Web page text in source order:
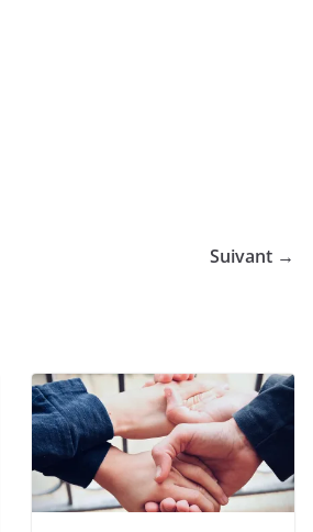
Suivant →